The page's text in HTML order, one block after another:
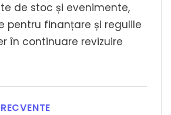
de stoc și evenimente,
pentru finanțare și regulile
în continuare revizuire